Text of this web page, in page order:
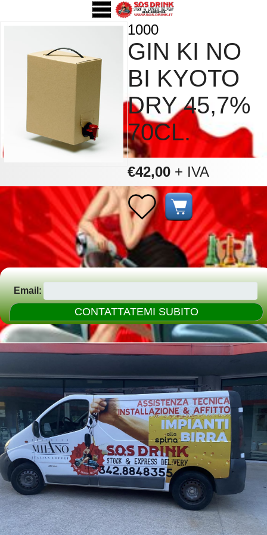
1000
GIN KI NO
BI KYOTO
DRY 45,7%
70CL.
€42,00 + IVA
Email: